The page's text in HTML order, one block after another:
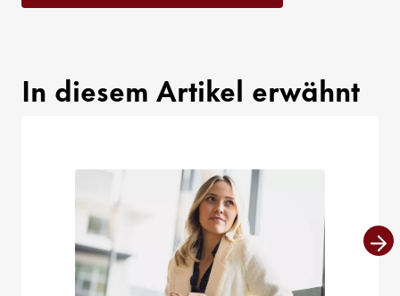
In diesem Artikel erwähnt